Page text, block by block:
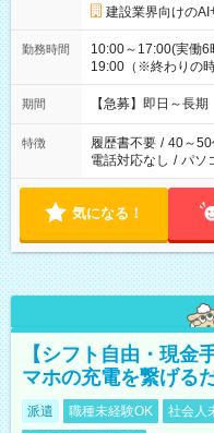
建設業界向けの
勤務時間
10:00～17:00(実働
19:00（※終わりの
期間 【急募】即日～長
特徴 履歴書不要 / 40～50
電話対応なし / パソ
気になる！
【シフト自由・現
マホの充電を繋げる
派遣 職種未経験OK 社会人